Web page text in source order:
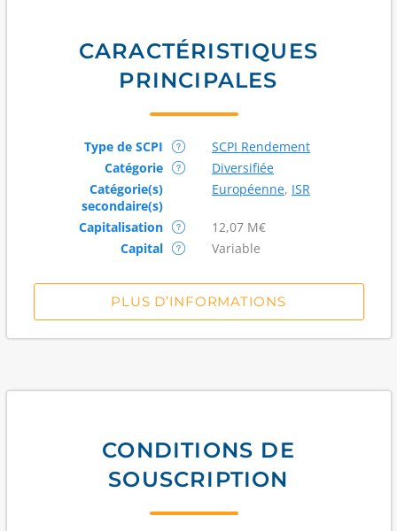
CARACTÉRISTIQUES
PRINCIPALES
Type de SCPI
SCPI Rendement
Catégorie
Diversifiée
Catégorie(s)
secondaire(s)
Européenne, ISR
Capitalisation
12,07 M€
Capital
Variable
PLUS D’INFORMATIONS
CONDITIONS DE
SOUSCRIPTION